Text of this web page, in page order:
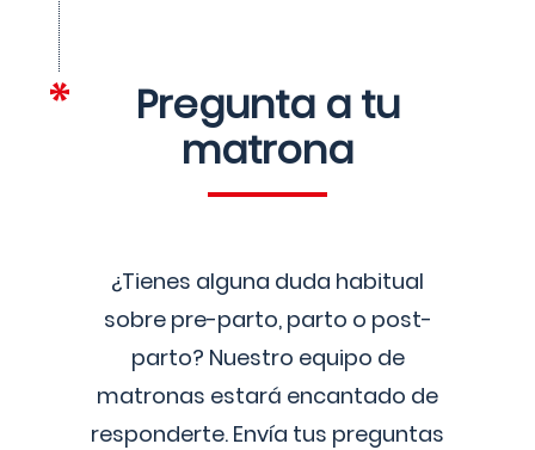
Pregunta a tu
matrona
¿Tienes alguna duda habitual
sobre pre-parto, parto o post-
parto? Nuestro equipo de
matronas estará encantado de
responderte. Envía tus preguntas